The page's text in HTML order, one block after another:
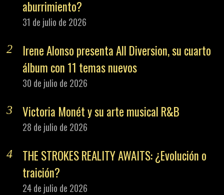
aburrimiento?
31 de julio de 2026
Irene Alonso presenta All Diversion, su cuarto
álbum con 11 temas nuevos
30 de julio de 2026
Victoria Monét y su arte musical R&B
28 de julio de 2026
THE STROKES REALITY AWAITS: ¿Evolución o
traición?
24 de julio de 2026